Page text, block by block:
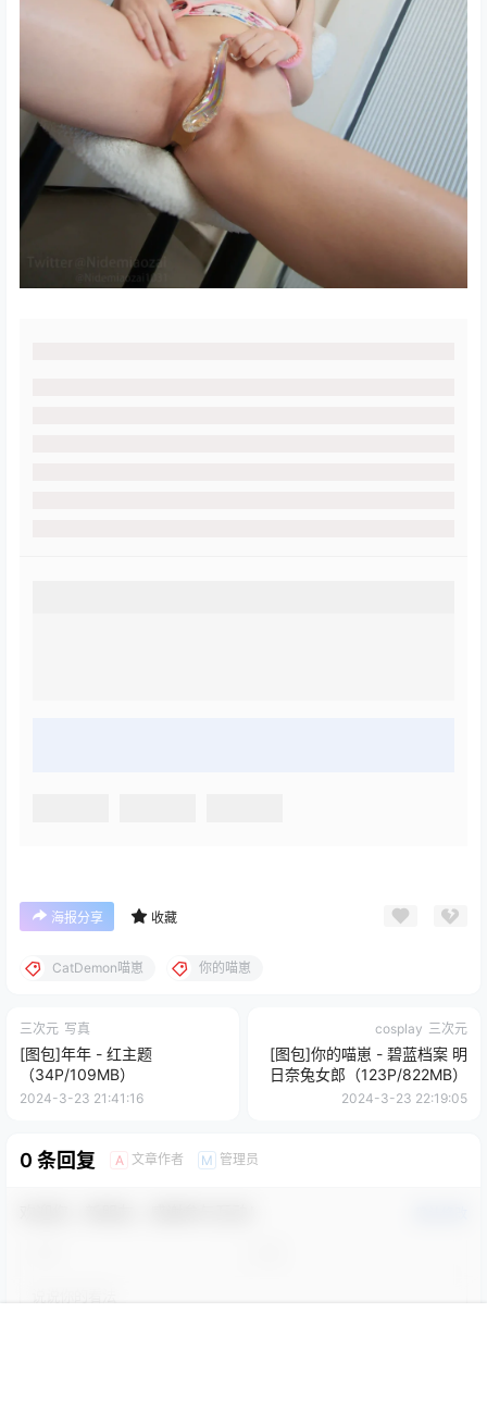
海报分享 收藏
CatDemon喵崽 你的喵崽
三次元 写真
[图包]年年 - 红主题
（34P/109MB）
2024-3-23 21:41:16
cosplay 三次元
[图包]你的喵崽 - 碧蓝档案 明
日奈兔女郎（123P/822MB）
2024-3-23 22:19:05
0 条回复 A 文章作者 M 管理员